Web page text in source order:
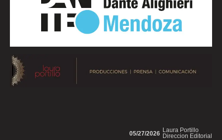
Laura Portillo
Direccion Editorial
05/27/2026